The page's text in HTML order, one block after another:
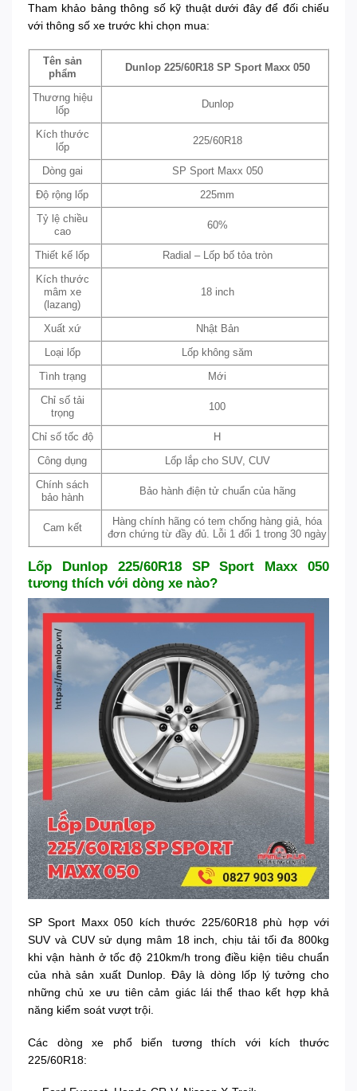
Tham khảo bảng thông số kỹ thuật dưới đây để đối chiếu
với thông số xe trước khi chọn mua:
Tên sản
phẩm
Dunlop 225/60R18 SP Sport Maxx 050
Thương hiệu
lốp
Dunlop
Kích thước
lốp
225/60R18
Dòng gai SP Sport Maxx 050
Độ rộng lốp 225mm
Tỷ lệ chiều
cao
60%
Thiết kế lốp Radial – Lốp bố tỏa tròn
Kích thước
mâm xe
(lazang)
18 inch
Xuất xứ Nhật Bản
Loại lốp Lốp không săm
Tình trạng Mới
Chỉ số tải
trọng
100
Chỉ số tốc độ H
Công dụng Lốp lắp cho SUV, CUV
Chính sách
bảo hành
Bảo hành điện tử chuẩn của hãng
Cam kết
Hàng chính hãng có tem chống hàng giả, hóa
đơn chứng từ đầy đủ. Lỗi 1 đổi 1 trong 30 ngày
Lốp Dunlop 225/60R18 SP Sport Maxx 050
tương thích với dòng xe nào?
SP Sport Maxx 050 kích thước 225/60R18 phù hợp với
SUV và CUV sử dụng mâm 18 inch, chịu tải tối đa 800kg
khi vận hành ở tốc độ 210km/h trong điều kiện tiêu chuẩn
của nhà sản xuất Dunlop. Đây là dòng lốp lý tưởng cho
những chủ xe ưu tiên cảm giác lái thể thao kết hợp khả
năng kiểm soát vượt trội.
Các dòng xe phổ biến tương thích với kích thước
225/60R18: